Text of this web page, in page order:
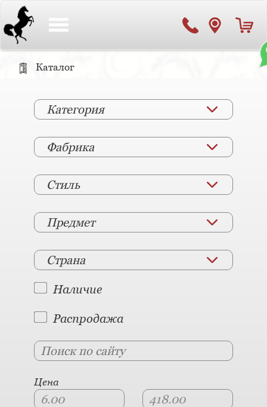
Каталог
Категория
Фабрика
Стиль
Предмет
Страна
Наличие
Распродажа
Цена